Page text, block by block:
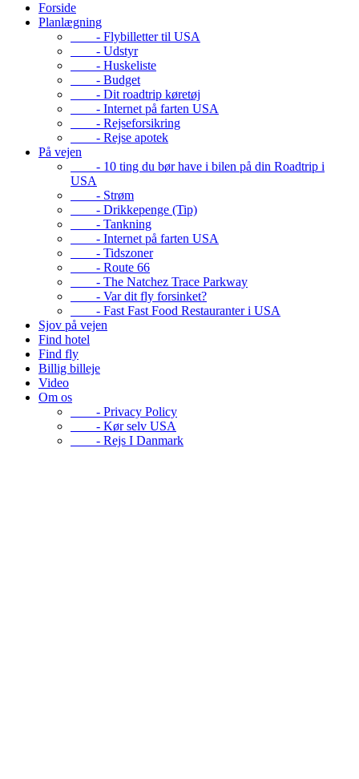
Forside
Planlægning
- Flybilletter til USA
- Udstyr
- Huskeliste
- Budget
- Dit roadtrip køretøj
- Internet på farten USA
- Rejseforsikring
- Rejse apotek
På vejen
- 10 ting du bør have i bilen på din Roadtrip i
USA
- Strøm
- Drikkepenge (Tip)
- Tankning
- Internet på farten USA
- Tidszoner
- Route 66
- The Natchez Trace Parkway
- Var dit fly forsinket?
- Fast Fast Food Restauranter i USA
Sjov på vejen
Find hotel
Find fly
Billig billeje
Video
Om os
- Privacy Policy
- Kør selv USA
- Rejs I Danmark